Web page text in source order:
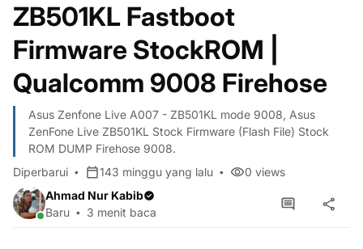
ZB501KL Fastboot
Firmware StockROM |
Qualcomm 9008 Firehose
Asus Zenfone Live A007 - ZB501KL mode 9008, Asus
ZenFone Live ZB501KL Stock Firmware (Flash File) Stock
ROM DUMP Firehose 9008.
Diperbarui
143 minggu yang lalu 0 views
Ahmad Nur Kabib
Baru
3 menit baca